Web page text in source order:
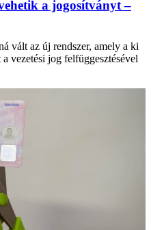
a jogosítványt –
vált az új rendszer, amely a ki
vezetési jog felfüggesztésével